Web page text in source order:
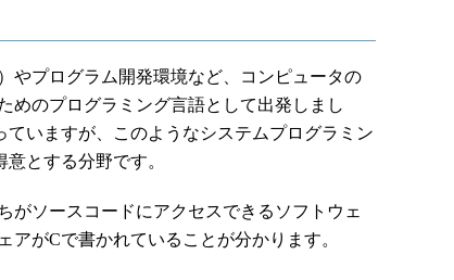
やプログラム開発環境など、コンピュータの
めのプログラミング言語として出発しまし
いますが、このようなシステムプログラミン
とする分野です。
ソースコードにアクセスできるソフトウェ
がCで書かれていることが分かります。